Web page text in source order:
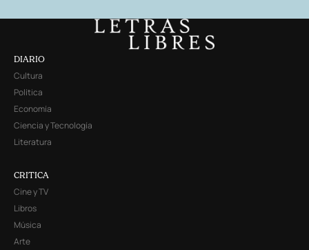
DIARIO
Cultura
Política
Economía
Ciencia y Tecnología
Literatura
CRITICA
Cine y TV
Libros
Música
Arte